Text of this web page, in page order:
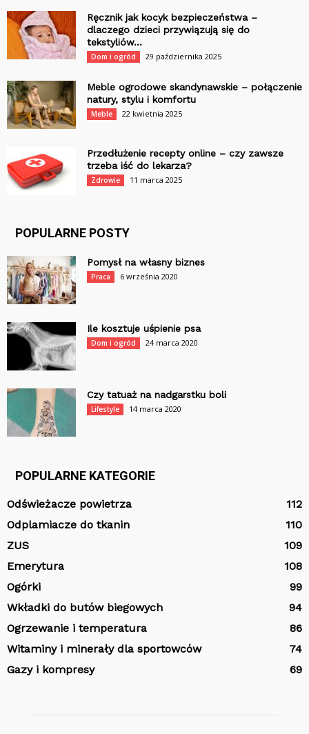
Ręcznik jak kocyk bezpieczeństwa –
dlaczego dzieci przywiązują się do
tekstyliów...
Dom i ogród 29 października 2025
Meble ogrodowe skandynawskie – połączenie
natury, stylu i komfortu
Meble 22 kwietnia 2025
Przedłużenie recepty online – czy zawsze
trzeba iść do lekarza?
Zdrowie 11 marca 2025
POPULARNE POSTY
Pomysł na własny biznes
Praca 6 września 2020
Ile kosztuje uśpienie psa
Dom i ogród 24 marca 2020
Czy tatuaż na nadgarstku boli
Lifestyle 14 marca 2020
POPULARNE KATEGORIE
Odświeżacze powietrza
112
Odplamiacze do tkanin
110
ZUS
109
Emerytura
108
Ogórki
99
Wkładki do butów biegowych
94
Ogrzewanie i temperatura
86
Witaminy i minerały dla sportowców
74
Gazy i kompresy
69